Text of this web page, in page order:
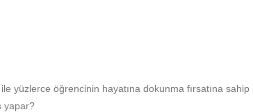
yüzlerce öğrencinin hayatına dokunma fırsatına sahip
yapar?